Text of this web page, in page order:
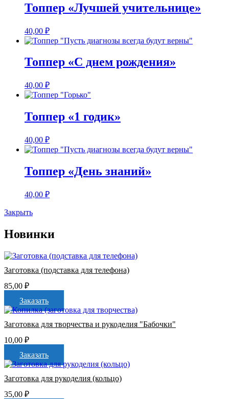
Топпер «Лучшей учительнице»
40,00 ₽
Топпер «С днем рождения»
40,00 ₽
Топпер «1 годик»
40,00 ₽
Топпер «День знаний»
40,00 ₽
Закрыть
Новинки
Заготовка (подставка для телефона)
85,00 ₽
Заказать
Заготовка для творчества и рукоделия "Бабочки"
10,00 ₽
Заказать
Заготовка для рукоделия (кольцо)
35,00 ₽